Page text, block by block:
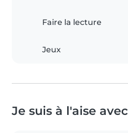
Faire la lecture
Jeux
Je suis à l'aise avec